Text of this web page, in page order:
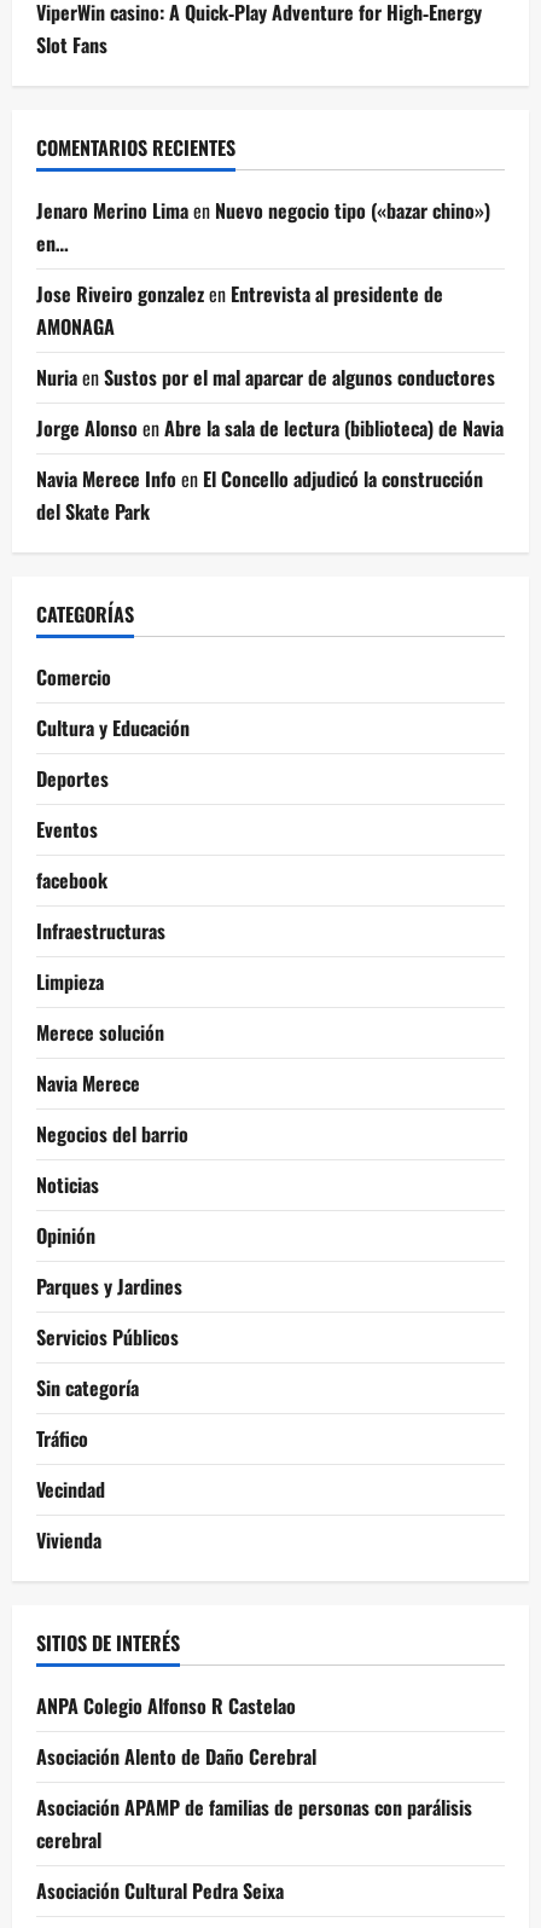
ViperWin casino: A Quick‑Play Adventure for High‑Energy
Slot Fans
COMENTARIOS RECIENTES
Jenaro Merino Limaen Nuevo negocio tipo («bazar chino»)
en…
Jose Riveiro gonzalezen Entrevista al presidente de
AMONAGA
NuriaenSustos por el mal aparcar de algunos conductores
Jorge AlonsoenAbre la sala de lectura (biblioteca) de Navia
Navia Merece Infoen El Concello adjudicó la construcción
del Skate Park
CATEGORÍAS
Comercio
Cultura y Educación
Deportes
Eventos
facebook
Infraestructuras
Limpieza
Merece solución
Navia Merece
Negocios del barrio
Noticias
Opinión
Parques y Jardines
Servicios Públicos
Sin categoría
Tráfico
Vecindad
Vivienda
SITIOS DE INTERÉS
ANPA Colegio Alfonso R Castelao
Asociación Alento de Daño Cerebral
Asociación APAMP de familias de personas con parálisis
cerebral
Asociación Cultural Pedra Seixa